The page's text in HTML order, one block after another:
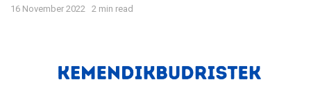
16 November 2022 2 min read